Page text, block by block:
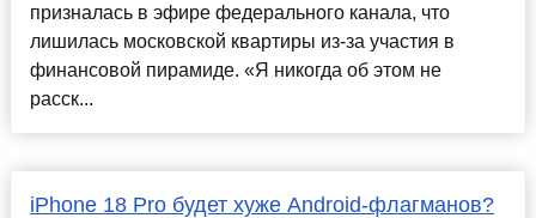
призналась в эфире федерального канала, что
лишилась московской квартиры из-за участия в
финансовой пирамиде. «Я никогда об этом не
расск...
iPhone 18 Pro будет хуже Android-флагманов?